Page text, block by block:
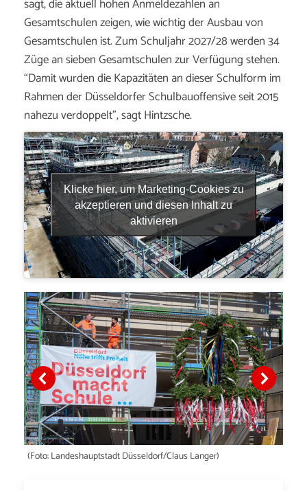
sagt, die aktuell hohen Anmeldezahlen an
Gesamtschulen zeigen, wie wichtig der Ausbau von
Gesamtschulen ist. Zum Schuljahr 2027/28 werden 34
Züge an sieben Gesamtschulen zur Verfügung stehen.
“Damit wurden die Kapazitäten an dieser Schulform im
Rahmen der Düsseldorfer Schulbauoffensive seit 2015
nahezu verdoppelt”, sagt Hintzsche.
Klicke hier, um Marketing-Cookies zu
akzeptieren und diesen Inhalt zu
aktivieren
(Foto: Landeshauptstadt Düsseldorf/Claus Langer)